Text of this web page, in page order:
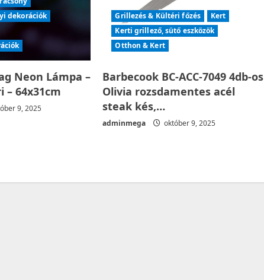
dekorációk
Neon Lámpa –
64x31cm
9, 2025
Grillezés & Kültéri főzés
Kert
Kerti grillező, sütő eszközök
Otthon & Kert
Barbecook BC-ACC-7049 4db-os
Olivia rozsdamentes acél
steak kés,…
adminmega október 9, 2025